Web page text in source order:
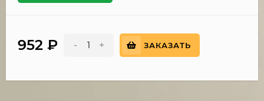
952 ₽ - + ЗАКАЗАТЬ